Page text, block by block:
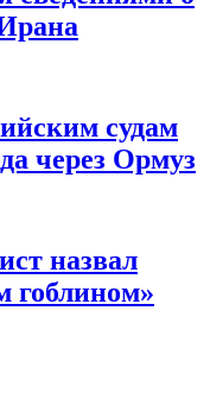
судам
через Ормуз
назвал
гоблином»